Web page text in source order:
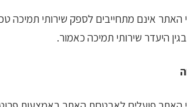
האתר אינם מתחייבים לספק שירותי תמיכה
היעדר שירותי תמיכה כאמור.